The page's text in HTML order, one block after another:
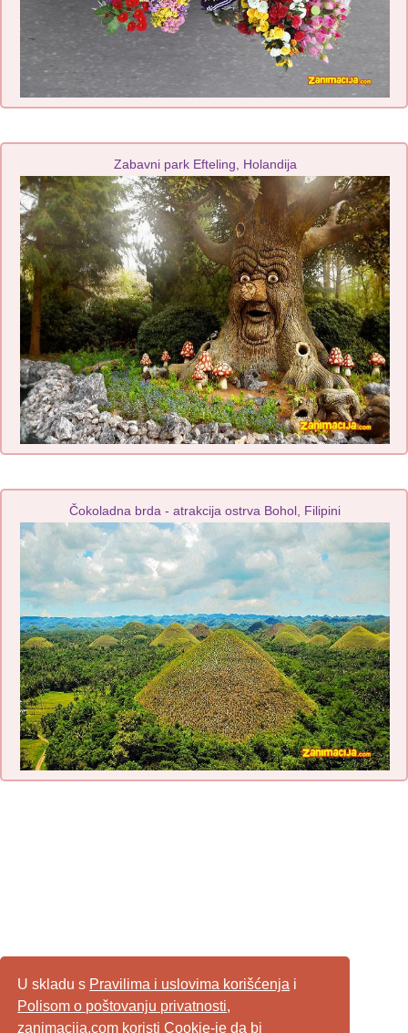
U skladu s Pravilima i uslovima korišćenja i
Polisom o poštovanju privatnosti,
zanimacija.com koristi Cookie-je da bi
Zabavni park Efteling, Holandija
Čokoladna brda - atrakcija ostrva Bohol, Filipini